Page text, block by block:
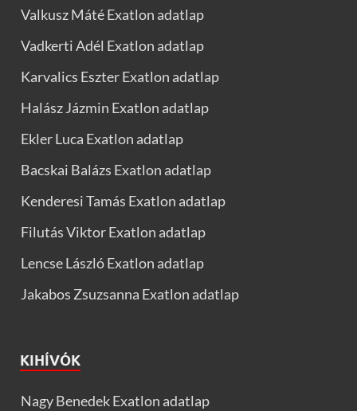
Valkusz Máté Exatlon adatlap
Vadkerti Adél Exatlon adatlap
Karvalics Eszter Exatlon adatlap
Halász Jázmin Exatlon adatlap
Ekler Luca Exatlon adatlap
Bacskai Balázs Exatlon adatlap
Kenderesi Tamás Exatlon adatlap
Filutás Viktor Exatlon adatlap
Lencse László Exatlon adatlap
Jakabos Zsuzsanna Exatlon adatlap
KIHÍVÓK
Nagy Benedek Exatlon adatlap